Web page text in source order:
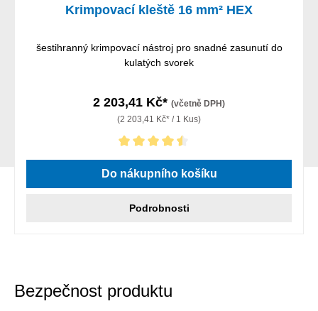
Krimpovací kleště 16 mm² HEX
šestihranný krimpovací nástroj pro snadné zasunutí do
kulatých svorek
2 203,41 Kč* (včetně DPH)
(2 203,41 Kč* / 1 Kus)
Průměrné hodnocení 4.5 z 5 hvězd
Do nákupního košíku
Podrobnosti
Bezpečnost produktu